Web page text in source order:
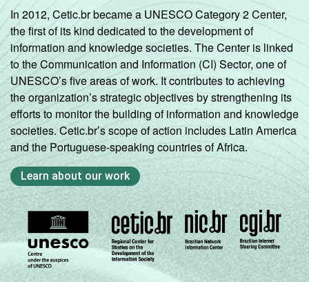
Provedores 2020.
In 2012, Cetic.br became a UNESCO Category 2 Center,
the first of its kind dedicated to the development of
information and knowledge societies. The Center is linked
to the Communication and Information (CI) Sector, one of
UNESCO’s five areas of work. It contributes to achieving
the organization’s strategic objectives by strengthening its
efforts to monitor the building of information and knowledge
societies. Cetic.br’s scope of action includes Latin America
and the Portuguese-speaking countries of Africa.
Learn about our work